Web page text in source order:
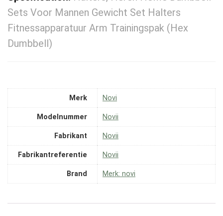
Sets Voor Mannen Gewicht Set Halters
Fitnessapparatuur Arm Trainingspak (Hex
Dumbbell)
Merk ‎Novi
Modelnummer ‎Novii
Fabrikant ‎Novii
Fabrikantreferentie ‎Novii
Brand Merk: novi